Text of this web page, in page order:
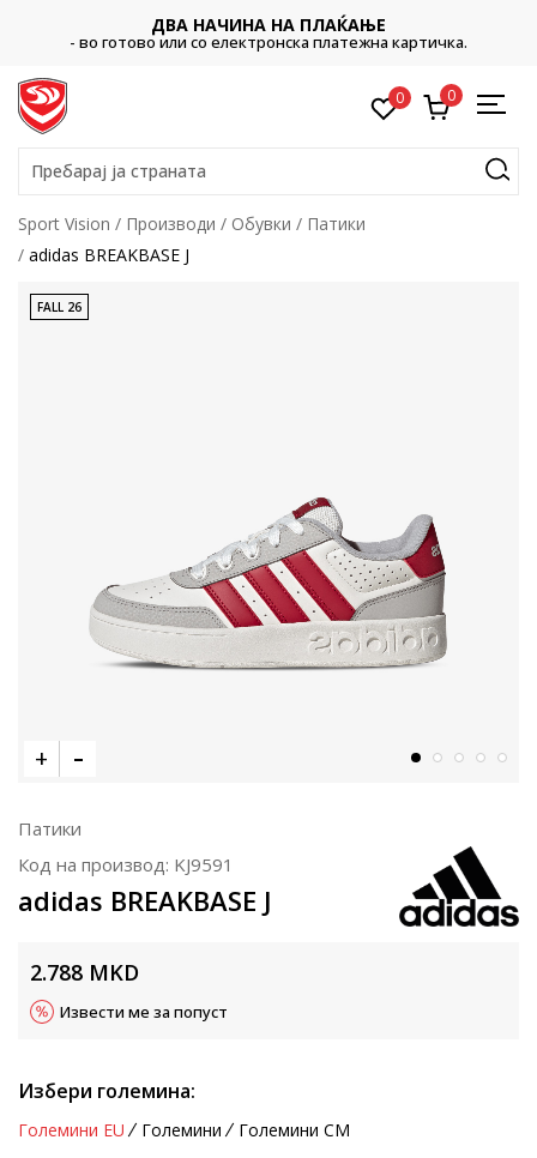
ДВА НАЧИНА НА ПЛАЌАЊЕ
- во готово или со електронска платежна картичка.
0 0
Пребарај ја страната
Sport Vision Производи Обувки
Патики
adidas BREAKBASE J
FALL 26
Патики
Код на производ: KJ9591
adidas BREAKBASE J
2.788 MKD
Извести ме за попуст
Избери големина:
Големини EU Големини Големини CM